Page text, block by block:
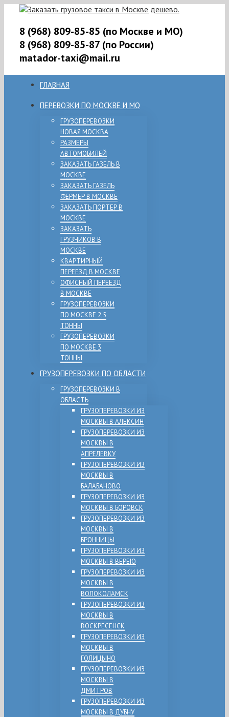
8 (968) 809-85-85 (по Москве и МО)
8 (968) 809-85-87 (по России)
matador-taxi@mail.ru
ГЛАВНАЯ
ПЕРЕВОЗКИ ПО МОСКВЕ И МО
ГРУЗОПЕРЕВОЗКИ
НОВАЯ МОСКВА
РАЗМЕРЫ
АВТОМОБИЛЕЙ
ЗАКАЗАТЬ ГАЗЕЛЬ В
МОСКВЕ
ЗАКАЗАТЬ ГАЗЕЛЬ
ФЕРМЕР В МОСКВЕ
ЗАКАЗАТЬ ПОРТЕР В
МОСКВЕ
ЗАКАЗАТЬ
ГРУЗЧИКОВ В
МОСКВЕ
КВАРТИРНЫЙ
ПЕРЕЕЗД В МОСКВЕ
ОФИСНЫЙ ПЕРЕЕЗД
В МОСКВЕ
ГРУЗОПЕРЕВОЗКИ
ПО МОСКВЕ 2,5
ТОННЫ
ГРУЗОПЕРЕВОЗКИ
ПО МОСКВЕ 3
ТОННЫ
ГРУЗОПЕРЕВОЗКИ ПО ОБЛАСТИ
ГРУЗОПЕРЕВОЗКИ В
ОБЛАСТЬ
ГРУЗОПЕРЕВОЗКИ ИЗ
МОСКВЫ В АЛЕКСИН
ГРУЗОПЕРЕВОЗКИ ИЗ
МОСКВЫ В
АПРЕЛЕВКУ
ГРУЗОПЕРЕВОЗКИ ИЗ
МОСКВЫ В
БАЛАБАНОВО
ГРУЗОПЕРЕВОЗКИ ИЗ
МОСКВЫ В БОРОВСК
ГРУЗОПЕРЕВОЗКИ ИЗ
МОСКВЫ В
БРОННИЦЫ
ГРУЗОПЕРЕВОЗКИ ИЗ
МОСКВЫ В ВЕРЕЮ
ГРУЗОПЕРЕВОЗКИ ИЗ
МОСКВЫ В
ВОЛОКОЛАМСК
ГРУЗОПЕРЕВОЗКИ ИЗ
МОСКВЫ В
ВОСКРЕСЕНСК
ГРУЗОПЕРЕВОЗКИ ИЗ
МОСКВЫ В
ГОЛИЦЫНО
ГРУЗОПЕРЕВОЗКИ ИЗ
МОСКВЫ В
ДМИТРОВ
ГРУЗОПЕРЕВОЗКИ ИЗ
МОСКВЫ В ДУБНУ